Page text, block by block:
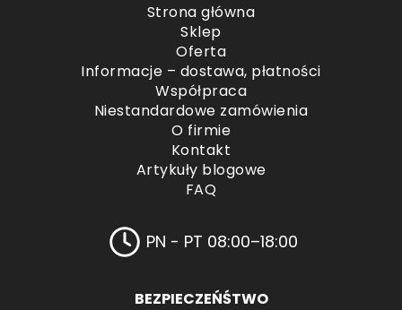
Strona główna
Sklep
Oferta
Informacje – dostawa, płatności
Współpraca
Niestandardowe zamówienia
O firmie
Kontakt
Artykuły blogowe
FAQ
PN - PT 08:00–18:00
BEZPIECZEŃŚTWO